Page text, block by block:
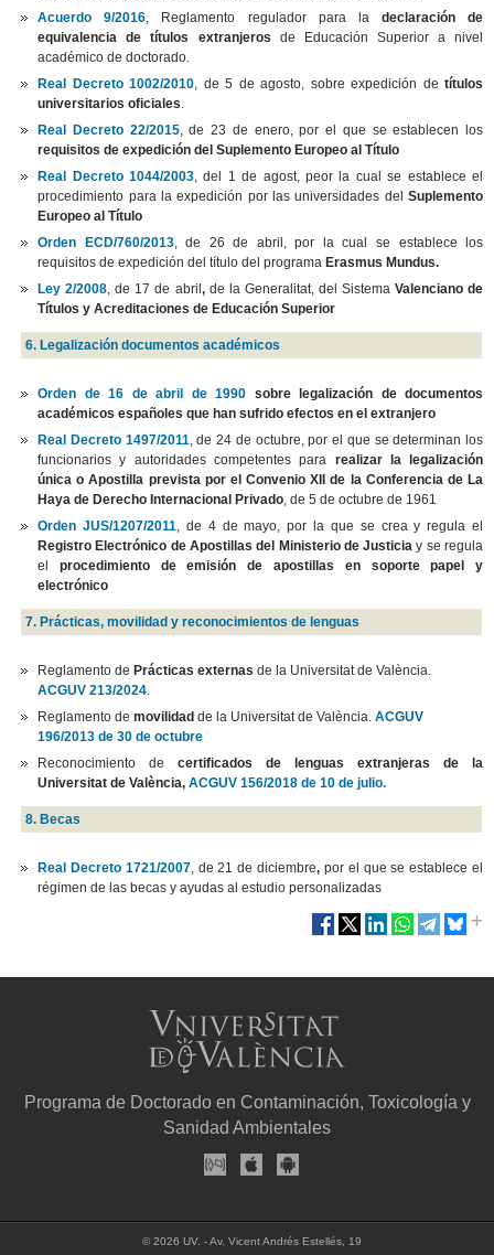
Acuerdo 9/2016 , Reglamento regulador para la declaración de
equivalencia de títulos extranjeros de Educación Superior a nivel
académico de doctorado.
Real Decreto 1002/2010 , de 5 de agosto, sobre expedición detítulos
universitarios oficiales
Real Decreto 22/2015, de 23 de enero, por el que se establecen los
requisitos de expedición del Suplemento Europeo al Título
Real Decreto 1044/2003 , del 1 de agost, peor la cual se establece el
procedimiento para la expedición por las universidades delSuplemento
Europeo al Título
Orden ECD/760/2013, de 26 de abril, por la cual se establece los
requisitos de expedición del título del programaErasmus Mundus.
Ley 2/2008 , de 17 de abril,de la Generalitat, del Sistema Valenciano de
Títulos y Acreditaciones de Educación Superior
6. Legalización documentos académicos
Orden de 16 de abril de 1990 sobre legalización de documentos
académicos españoles que han sufrido efectos en el extranjero
Real Decreto 1497/2011 , de 24 de octubre, por el que se determinan los
funcionarios y autoridades competentes para realizar la legalización
única o Apostilla prevista por el Convenio XII de la Conferencia de La
Haya de Derecho Internacional Privado , de 5 de octubre de 1961
Orden JUS/1207/2011 , de 4 de mayo, por la que se crea y regula el
Registro Electrónico de Apostillas del Ministerio de Justiciay se regula
el procedimiento de emisión de apostillas en soporte papel y
electrónico
7. Prácticas, movilidad y reconocimientos de lenguas
Reglamento dePrácticas externasde la Universitat de València.
ACGUV 213/2024
Reglamento demovilidadde la Universitat de València.ACGUV
196/2013 de 30 de octubre
Reconocimiento decertificados de lenguas extranjeras de la
Universitat de València,ACGUV 156/2018 de 10 de julio.
8. Becas
Real Decreto 1721/2007, de 21 de diciembre, por el que se establece el
régimen de las becas y ayudas al estudio personalizadas
Programa de Doctorado en Contaminación, Toxicología y
Sanidad Ambientales
© 2026 UV. - Av. Vicent Andrés Estellés, 19